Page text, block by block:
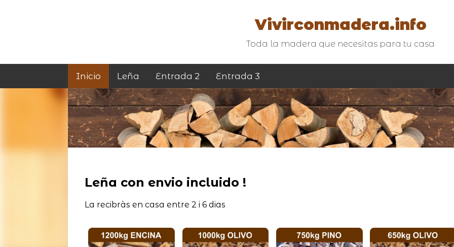
Vivirconmadera.info
Toda la madera que necesitas para tu casa
Inicio Leña Entrada 2 Entrada 3
Leña con envio incluido !
La recibràs en casa entre 2 i 6 dias